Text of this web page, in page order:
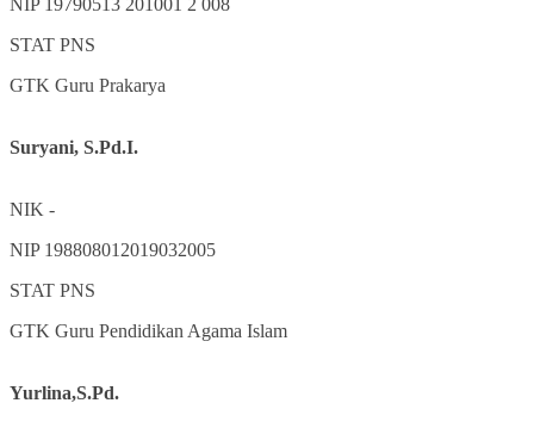
NIP 19790513 201001 2 008
STAT PNS
GTK Guru Prakarya
Suryani, S.Pd.I.
NIK -
NIP 198808012019032005
STAT PNS
GTK Guru Pendidikan Agama Islam
Yurlina,S.Pd.